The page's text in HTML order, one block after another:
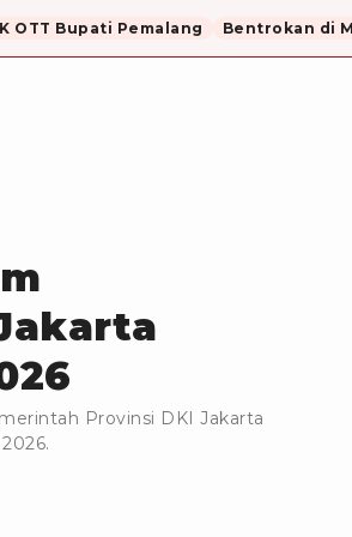
OTT Bupati Pemalang Bentrokan di
Provinsi DKI Jakarta